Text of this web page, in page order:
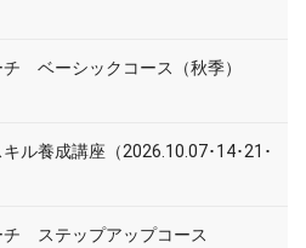
ベーシックコース（秋季）
ル養成講座（2026.10.07･14･21･
チ ステップアップコース